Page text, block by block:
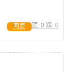
顶: 0 踩: 0
回复